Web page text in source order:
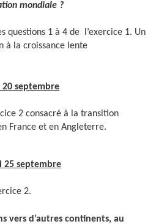
mondiale ?
questions 1 à 4 de l’exercice 1. Un
à la croissance lente
20 septembre
2 consacré à la transition
France et en Angleterre.
25 septembre
2.
vers d’autres continents, au